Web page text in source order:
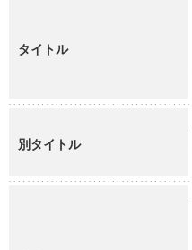
タイトル
別タイトル